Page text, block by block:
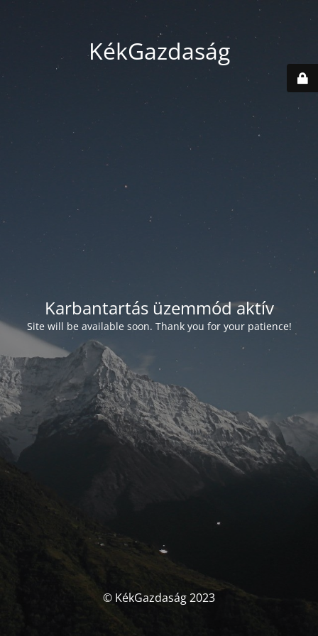
KékGazdaság
Karbantartás üzemmód aktív
Site will be available soon. Thank you for your patience!
© KékGazdaság 2023